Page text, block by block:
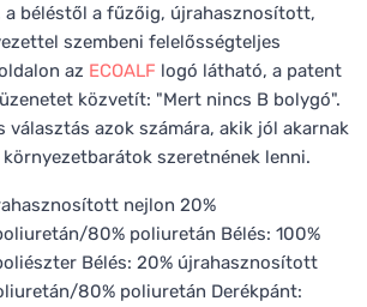
a béléstől a fűzőig, újrahasznosított,
szembeni felelősségteljes
az ECOALF logó látható, a patent
közvetít: "Mert nincs B bolygó".
választás azok számára, akik jól akarnak
szeretnének lenni.
nejlon 20%
80% poliuretán Bélés: 100%
Bélés: 20% újrahasznosított
80% poliuretán Derékpánt: